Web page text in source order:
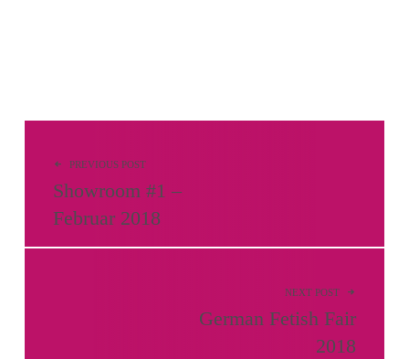
Beitragsnavigation
PREVIOUS POST
Showroom #1 –
Februar 2018
NEXT POST
German Fetish Fair
2018